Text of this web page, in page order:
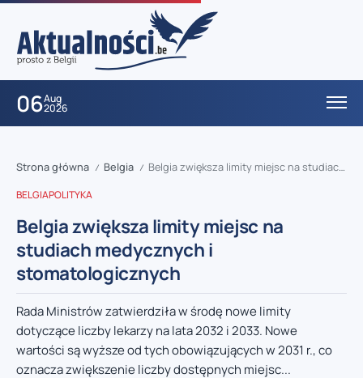
06Aug
2026
Strona główna / Belgia / Belgia zwiększa limity miejsc na studiach medycznych i stomatologicznych
BELGIAPOLITYKA
Belgia zwiększa limity miejsc na
studiach medycznych i
stomatologicznych
Rada Ministrów zatwierdziła w środę nowe limity
dotyczące liczby lekarzy na lata 2032 i 2033. Nowe
wartości są wyższe od tych obowiązujących w 2031 r., co
oznacza zwiększenie liczby dostępnych miejsc...